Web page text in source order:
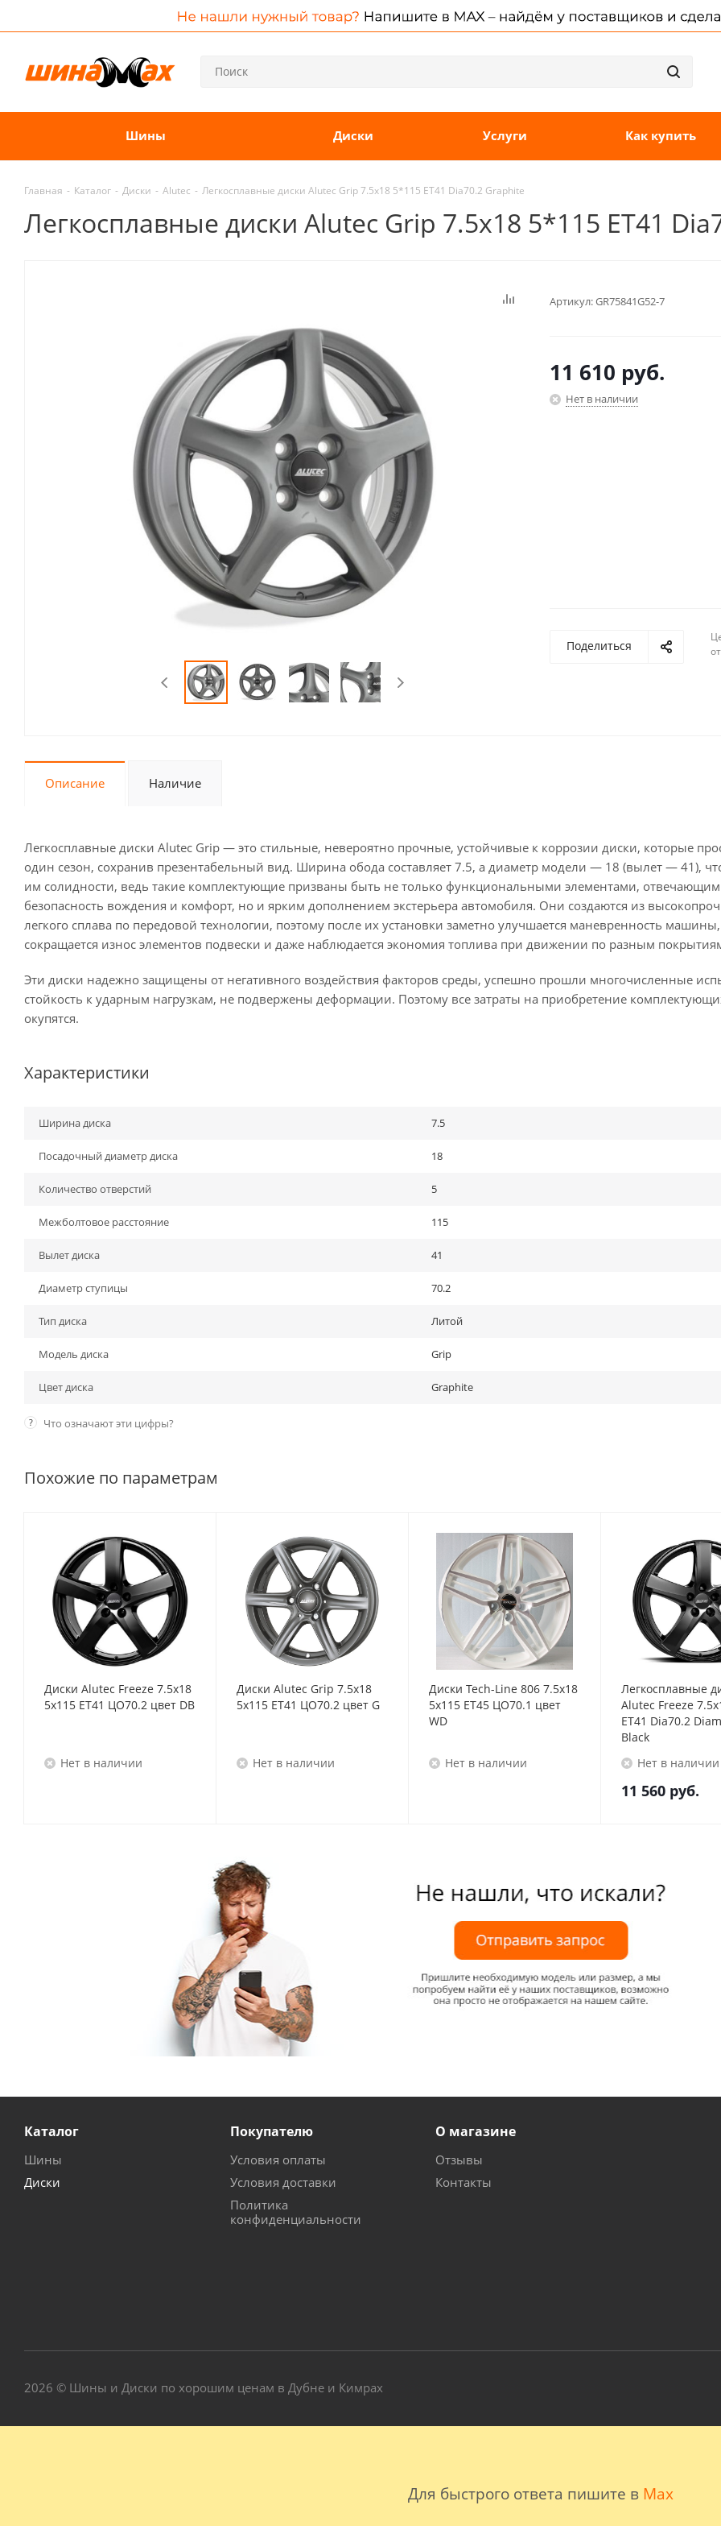
Для быстрого ответа пишите в Max
Шины Диски Услуги Как купить
Главная - Каталог - Диски - Alutec - Легкосплавные диски Alutec Grip 7.5x18 5*115 ET41 Dia70.2 Graphite
Легкосплавные диски Alutec Grip 7.5x18 5*115 ET41
Артикул:GR75841G52-7
11 610 руб.
Нет в наличии
Поделиться
Описание Наличие
Легкосплавные диски Alutec Grip — это стильные, невероятно прочные, устойчивые к коррозии диски, которые
один сезон, сохранив презентабельный вид. Ширина обода составляет 7.5, а диаметр модели — 18 (вылет — 41),
им солидности, ведь такие комплектующие призваны быть не только функциональными элементами,
безопасность вождения и комфорт, но и ярким дополнением экстерьера автомобиля. Они создаются из
легкого сплава по передовой технологии, поэтому после их установки заметно улучшается маневренность машины,
сокращается износ элементов подвески и даже наблюдается экономия топлива при движении по разным
Эти диски надежно защищены от негативного воздействия факторов среды, успешно прошли многочисленные
стойкость к ударным нагрузкам, не подвержены деформации. Поэтому все затраты на приобретение
окупятся.
Характеристики
Ширина диска 7.5
Посадочный диаметр диска 18
Количество отверстий 5
Межболтовое расстояние 115
Вылет диска 41
Диаметр ступицы 70.2
Тип диска Литой
Модель диска Grip
Цвет диска Graphite
? Что означают эти цифры?
Похожие по параметрам
Диски Alutec Freeze 7.5x18
5x115 ET41 ЦО70.2 цвет DB
Нет в наличии
Диски Alutec Grip 7.5x18
5x115 ET41 ЦО70.2 цвет G
Нет в наличии
Диски Tech-Line 806 7.5x18
5x115 ET45 ЦО70.1 цвет
WD
Нет в наличии
Легкосплавные
Alutec Freeze
ET41 Dia70.2
Black
Нет в наличии
11 560 руб.
Каталог
Шины
Диски
Покупателю
Условия оплаты
Условия доставки
Политика
конфиденциальности
О магазине
Отзывы
Контакты
2026 © Шины и Диски по хорошим ценам в Дубне и Кимрах